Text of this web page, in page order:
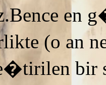
en
(o an
bir